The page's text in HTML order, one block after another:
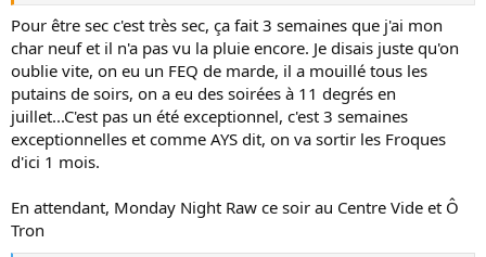
Pour être sec c'est très sec, ça fait 3 semaines que j'ai mon
char neuf et il n'a pas vu la pluie encore. Je disais juste qu'on
oublie vite, on eu un FEQ de marde, il a mouillé tous les
putains de soirs, on a eu des soirées à 11 degrés en
juillet...C'est pas un été exceptionnel, c'est 3 semaines
exceptionnelles et comme AYS dit, on va sortir les Froques
d'ici 1 mois.
En attendant, Monday Night Raw ce soir au Centre Vide et Ô
Tron